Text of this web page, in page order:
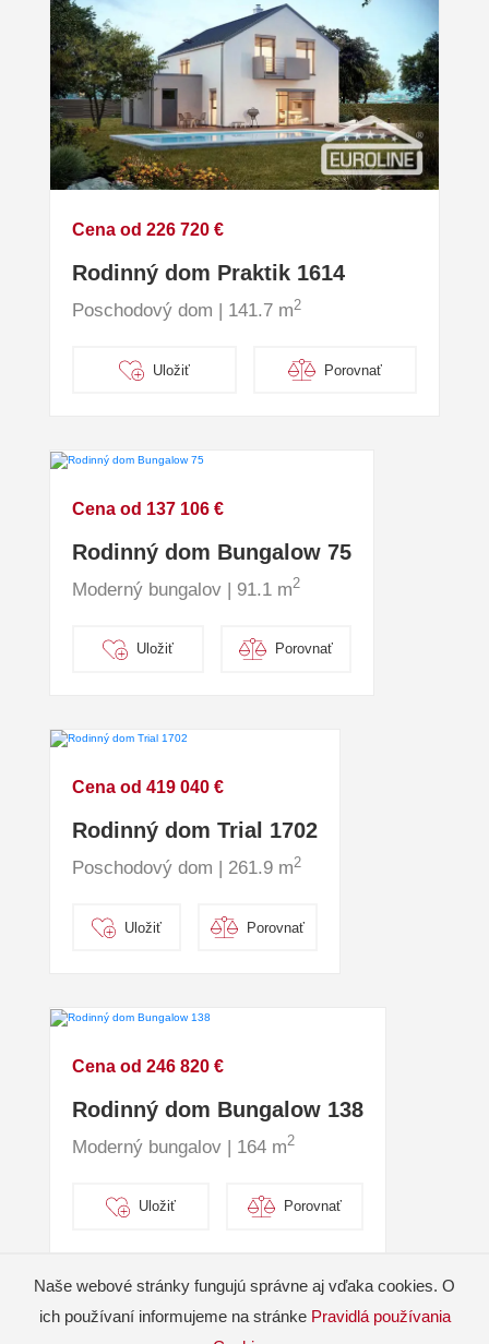
Cena od 226 720 €
Rodinný dom Praktik 1614
Poschodový dom | 141.7 m2
Uložiť Porovnať
Cena od 137 106 €
Rodinný dom Bungalow 75
Moderný bungalov | 91.1 m2
Uložiť Porovnať
Cena od 419 040 €
Rodinný dom Trial 1702
Poschodový dom | 261.9 m2
Uložiť Porovnať
Cena od 246 820 €
Rodinný dom Bungalow 138
Moderný bungalov | 164 m2
Uložiť Porovnať
Naše webové stránky fungujú správne aj vďaka cookies. O
ich používaní informujeme na stránke Pravidlá používania